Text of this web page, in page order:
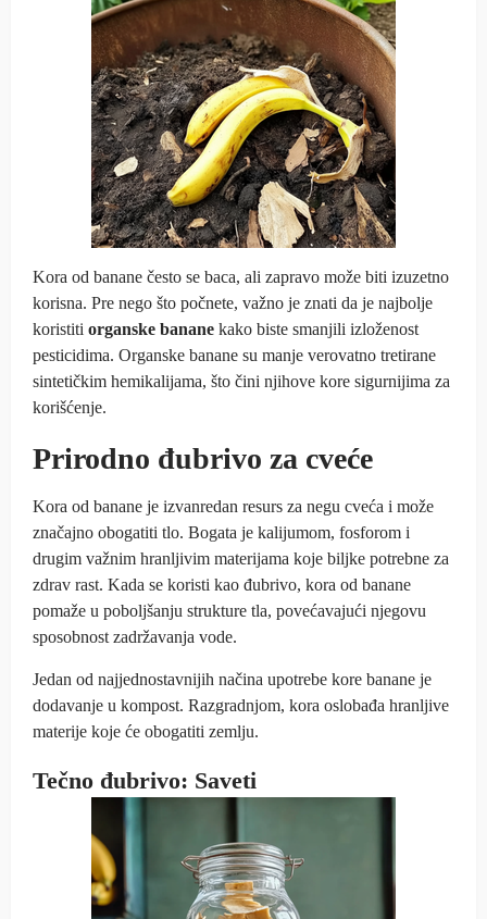
Kora od banane često se baca, ali zapravo može biti izuzetno
korisna. Pre nego što počnete, važno je znati da je najbolje
koristiti organske banane kako biste smanjili izloženost
pesticidima. Organske banane su manje verovatno tretirane
sintetičkim hemikalijama, što čini njihove kore sigurnijima za
korišćenje.
Prirodno đubrivo za cveće
Kora od banane je izvanredan resurs za negu cveća i može
značajno obogatiti tlo. Bogata je kalijumom, fosforom i
drugim važnim hranljivim materijama koje biljke potrebne za
zdrav rast. Kada se koristi kao đubrivo, kora od banane
pomaže u poboljšanju strukture tla, povećavajući njegovu
sposobnost zadržavanja vode.
Jedan od najjednostavnijih načina upotrebe kore banane je
dodavanje u kompost. Razgradnjom, kora oslobađa hranljive
materije koje će obogatiti zemlju.
Tečno đubrivo: Saveti